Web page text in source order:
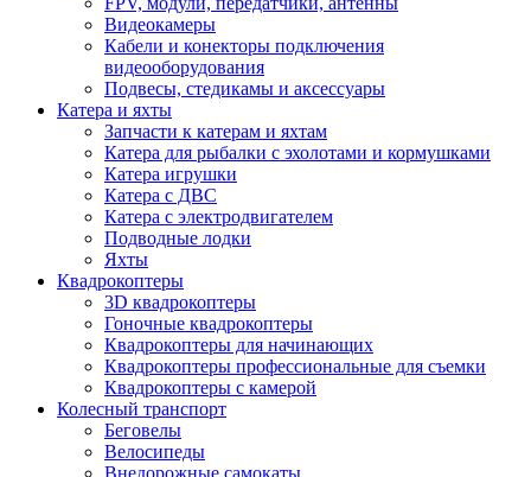
Видеокамеры
Кабели и конекторы подключения
видеооборудования
Подвесы, стедикамы и аксессуары
Катера и яхты
Запчасти к катерам и яхтам
Катера для рыбалки с эхолотами и кормушками
Катера игрушки
Катера с ДВС
Катера с электродвигателем
Подводные лодки
Яхты
Квадрокоптеры
3D квадрокоптеры
Гоночные квадрокоптеры
Квадрокоптеры для начинающих
Квадрокоптеры профессиональные для съемки
Квадрокоптеры с камерой
Колесный транспорт
Беговелы
Велосипеды
Внедорожные самокаты